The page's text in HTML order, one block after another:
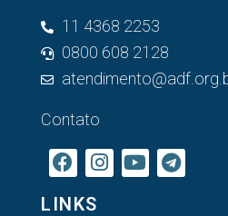
11 4368 2253
0800 608 2128
Contato
LINKS